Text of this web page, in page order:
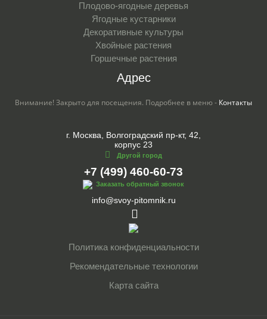
Плодово-ягодные деревья
Ягодные кустарники
Декоративные культуры
Хвойные растения
Горшечные растения
Адрес
Внимание! Закрыто для посещения. Подробнее в меню - Контакты
г. Москва, Волгоградский пр-кт, 42,
корпус 23
Другой город
+7 (499) 460-60-73
Заказать обратный звонок
info@svoy-pitomnik.ru
Политика конфиденциальности
Рекомендательные технологии
Карта сайта